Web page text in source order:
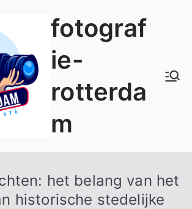
fotograf
ie-
rotterda
m
het belang van het
historische stedelijke